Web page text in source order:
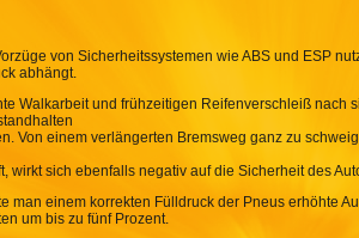
von Sicherheitssystemen wie ABS und ESP
abhängt.
Walkarbeit und frühzeitigen Reifenverschleiß
Von einem verlängerten Bremsweg ganz zu
wirkt sich ebenfalls negativ auf die Sicherheit des
man einem korrekten Fülldruck der Pneus erhöhte
um bis zu fünf Prozent.